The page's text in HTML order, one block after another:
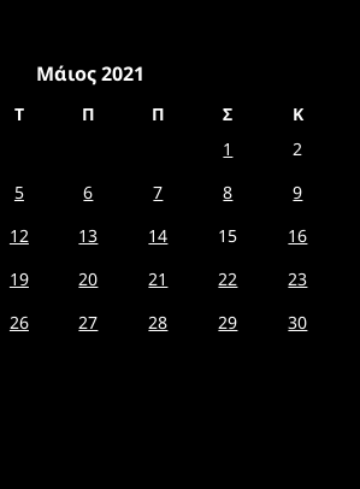
Μάιος 2021
Τ Π Π Σ
Κ
1
2
5 6 7 8
9
12 13 14 15
16
19 20 21 22
23
26 27 28 29
30